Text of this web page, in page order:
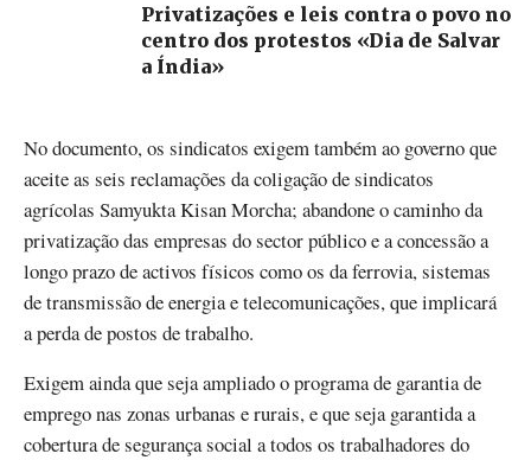
Privatizações e leis contra o povo no
centro dos protestos «Dia de Salvar
a Índia»
No documento, os sindicatos exigem também ao governo que
aceite as seis reclamações da coligação de sindicatos
agrícolas Samyukta Kisan Morcha; abandone o caminho da
privatização das empresas do sector público e a concessão a
longo prazo de activos físicos como os da ferrovia, sistemas
de transmissão de energia e telecomunicações, que implicará
a perda de postos de trabalho.
Exigem ainda que seja ampliado o programa de garantia de
emprego nas zonas urbanas e rurais, e que seja garantida a
cobertura de segurança social a todos os trabalhadores do